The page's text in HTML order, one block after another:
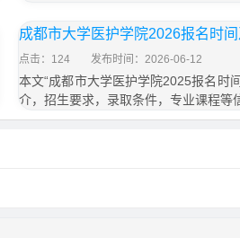
成都市大学医护学院2026报名时
点击：124 发布时间：2026-06-12
本文“成都市大学医护学院2025报名时
介，招生要求，录取条件，专业课程等